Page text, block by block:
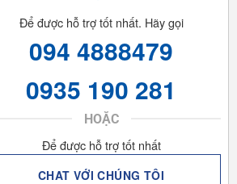
Để được hỗ trợ tốt nhất. Hãy gọi
094 4888479
0935 190 281
HOẶC
Để được hỗ trợ tốt nhất
CHAT VỚI CHÚNG TÔI